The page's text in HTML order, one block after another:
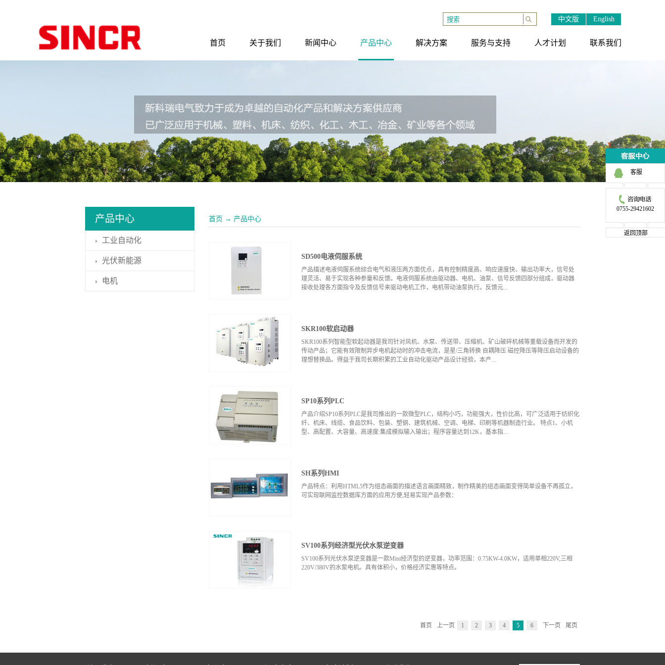
中文版 English
首页 关于我们 新闻中心 产品中心 解决方案 服务与支持 人才计划 联系我们
产品中心
工业自动化
光伏新能源
电机
首页 → 产品中心
SD500电液伺服系统
产品描述电液伺服系统综合电气和液压两方面优点，具有控制精度高、响应速度快、输出功率大，信号处
理灵活、易于实现各种参量和反馈。电液伺服系统由驱动器、电机、油泵、信号反馈四部分组成，驱动器
接收处理各方面指令及反馈信号来驱动电机工作，电机带动油泵执行。反馈元...
同轴相联，由驱动器驱动电机带动油泵供油，再由压力传感器反馈实际压力信号给驱动器，驱动器跟据压
力反馈信号和电机编码器进行精准压力闭环控制，输出流量大小是通过转速的增减控制来获得。液压压力
控制则通过压力传感器将压力信号回馈至驱动器进行连续的闭环控制。在整个伺服系统中没有溢流泄压
阀，不存在有多余的油经过回路回油箱，不存在功耗浪费情况。可大幅降低输出电力消耗。实现控制油泵
输出排量和压力积极、快速、准确地跟随上位机给定信号变化而适应注塑工艺对压力、速度和时间的要
SKR100软启动器
SKR100系列智能型软起动器是我司针对风机、水泵、传送带、压缩机、矿山破碎机械等重载设备而开发的
传动产品；它能有效限制异步电机起动时的冲击电流，是星/三角转换 自耦降压 磁控降压等降压启动设备的
理想替换品。得益于我司长期积累的工业自动化驱动产品设计经验，本产...
供多种预警监控和保护功能，为客户提供一种低价格、高效率、高可靠性的异步电机软起停解决方案。
SP10系列PLC
产品介绍SP10系列PLC是我司推出的一款微型PLC，结构小巧，功能强大，性价比高，可广泛适用于纺织化
纤、机床、线缆、食品饮料、包装、塑钢、建筑机械、空调、电梯、印刷等机器制造行业。 特点1、小机
型、高配置、大容量、高速度:集成模拟输入输出；程序容量达到12K，基本指...
变速脉冲输出，包路线脉冲输出功能，实现对伺服或进步电机的多段变速控制；内置高速处理：6路高速脉
冲输入，最大频率50KHZ：2路100KHZ高速脉冲输出3、丰富的中断资源支持通选中断、脉冲中断、失电中
断，并可设定中断优先级，实现高级控制4、强劲的通讯组网能力支持ECbuns N：N网络通讯协议，支持
OPC服务，提供PROFIBUS-DP从站通讯模块灵活的编程方式支持MODBUS网络、掌上电脑、远程拨号三
SH系列HMI
产品特点：利用HTML5作为组态画面的描述语言画面精致，制作精美的组态画面变得简单设备不再孤立，
可实现联网监控数据库方面的应用方便,轻易实现产品参数：
SV100系列经济型光伏水泵逆变器
SV100系列光伏水泵逆变器是一款Mini经济型的逆变器，功率范围：0.75KW-4.0KW，适用单相220V,三相
220V/380V的水泵电机。具有体积小，价格经济实惠等特点。
首页 上一页 1 2 3 4 5 6 下一页 尾页
X
客服
0755-29421602
返回顶部